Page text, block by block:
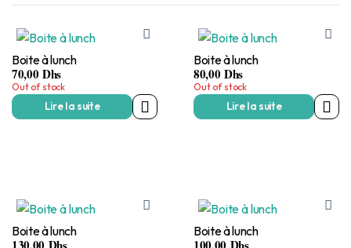
Boite à lunch
70,00Dhs
Out of stock
Lire la suite
Boite à lunch
80,00Dhs
Out of stock
Lire la suite
Boite à lunch Boite à lunch